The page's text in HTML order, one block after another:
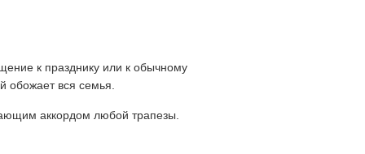
к празднику или к обычному
обожает вся семья.
аккордом любой трапезы.